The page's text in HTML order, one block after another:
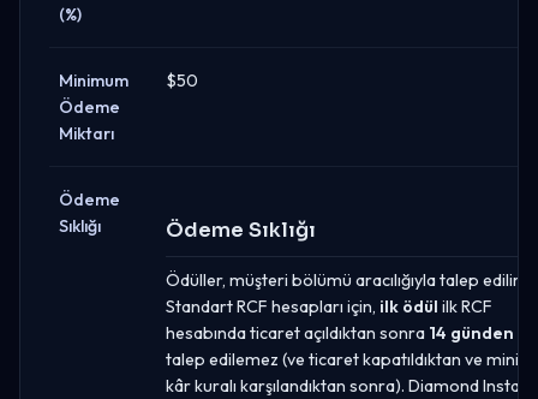
(%)
Minimum
Ödeme
Miktarı
$50
Ödeme
Sıklığı
Ödeme Sıklığı
Ödüller, müşteri bölümü aracılığıyla talep edilir.
Standart RCF hesapları için, ilk ödül ilk RCF
hesabında ticaret açıldıktan sonra 14 günden
talep edilemez (ve ticaret kapatıldıktan ve
kâr kuralı karşılandıktan sonra). Diamond